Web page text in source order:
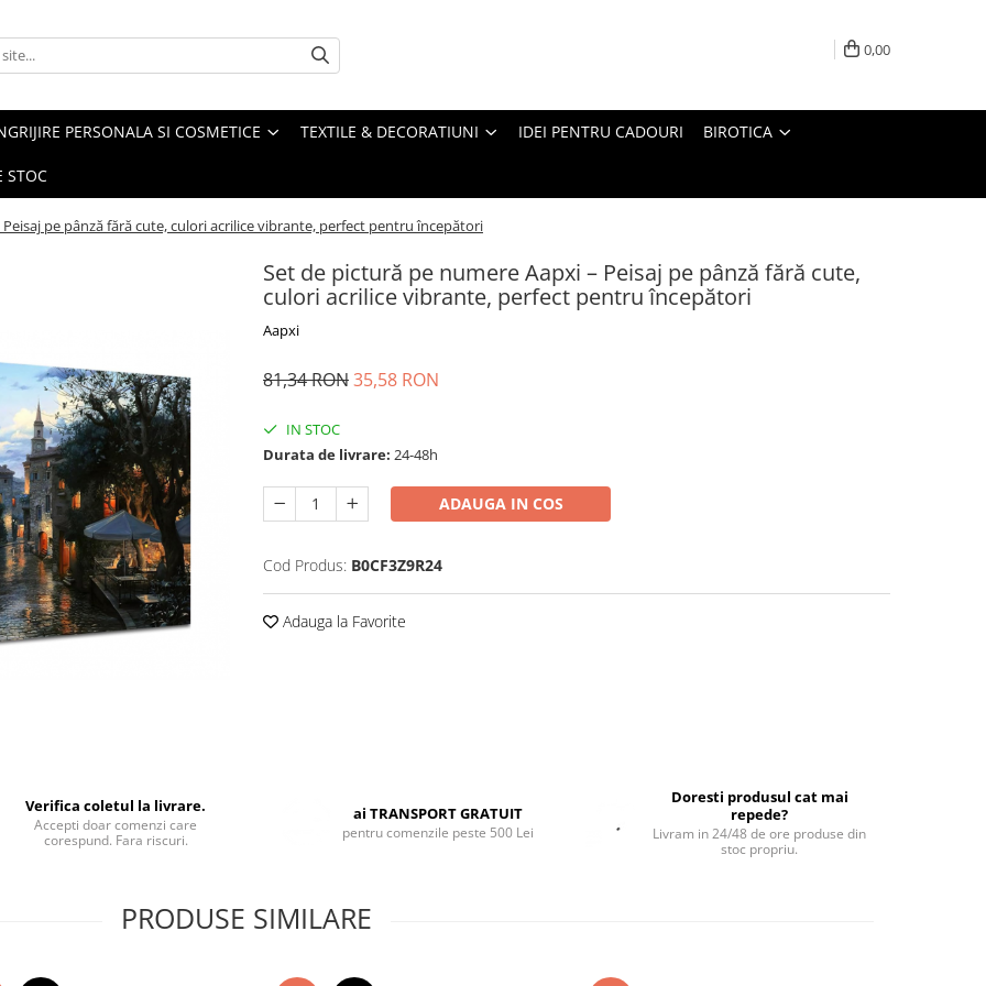
0,00
PERSONALA SI COSMETICE TEXTILE & DECORATIUNI IDEI PENTRU CADOURI BIROTICA
STOC
pe pânză fără cute, culori acrilice vibrante, perfect pentru începători
Set de pictură pe numere Aapxi – Peisaj pe pânză fără cute,
culori acrilice vibrante, perfect pentru începători
Aapxi
81,34 RON35,58 RON
IN STOC
Durata de livrare: 24-48h
ADAUGA IN COS
Cod Produs: B0CF3Z9R24
Adauga la Favorite
Verifica coletul la livrare.
Accepti doar comenzi care
corespund. Fara riscuri.
ai TRANSPORT GRATUIT
pentru comenzile peste 500 Lei
Doresti produsul cat mai
repede?
Livram in 24/48 de ore produse din
stoc propriu.
PRODUSE SIMILARE